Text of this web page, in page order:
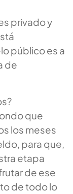
privado y
público es a
de
que
los meses
para que,
etapa
de ese
de todo lo